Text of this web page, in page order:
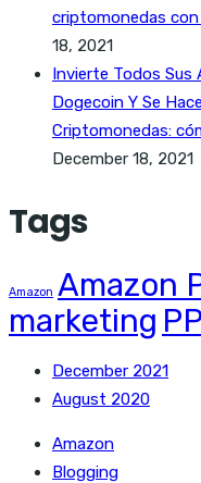
criptomonedas
18, 2021
Invierte Todos Sus
Dogecoin Y Se
Criptomonedas:
December 18, 2021
Tags
Amazon Amazon
marketing
December 2021
August 2020
Amazon
Blogging